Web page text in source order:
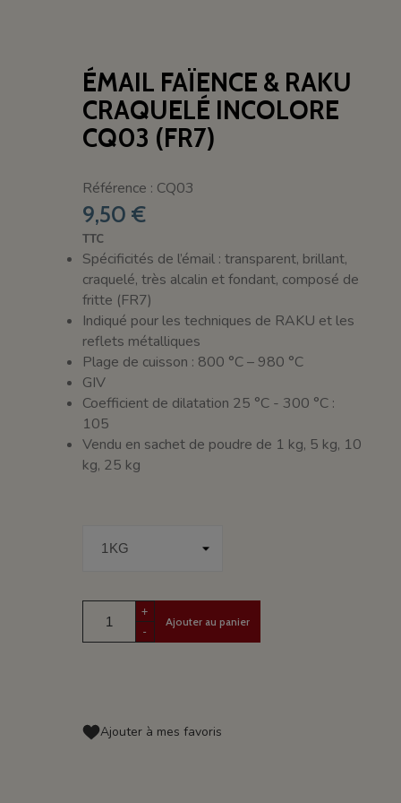
ÉMAIL FAÏENCE & RAKU
CRAQUELÉ INCOLORE
CQ03 (FR7)
Référence : CQ03
9,50 €
TTC
Spécificités de l’émail : transparent, brillant,
craquelé, très alcalin et fondant, composé de
fritte (FR7)
Indiqué pour les techniques de RAKU et les
reflets métalliques
Plage de cuisson : 800 °C – 980 °C
GIV
Coefficient de dilatation 25 °C - 300 °C :
105
Vendu en sachet de poudre de 1 kg, 5 kg, 10
kg, 25 kg
+
-
Ajouter au panier
Ajouter à mes favoris